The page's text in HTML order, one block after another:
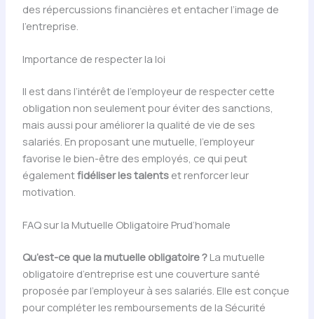
des répercussions financières et entacher l’image de
l’entreprise.
Importance de respecter la loi
Il est dans l’intérêt de l’employeur de respecter cette
obligation non seulement pour éviter des sanctions,
mais aussi pour améliorer la qualité de vie de ses
salariés. En proposant une mutuelle, l’employeur
favorise le bien-être des employés, ce qui peut
égalementfidéliser les talentset renforcer leur
motivation.
FAQ sur la Mutuelle Obligatoire Prud’homale
Qu’est-ce que la mutuelle obligatoire ?La mutuelle
obligatoire d’entreprise est une couverture santé
proposée par l’employeur à ses salariés. Elle est conçue
pour compléter les remboursements de la Sécurité